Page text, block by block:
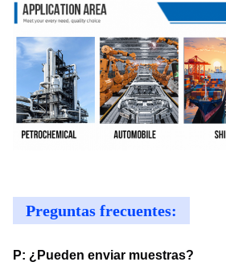
Preguntas frecuentes:
P: ¿Pueden enviar muestras?